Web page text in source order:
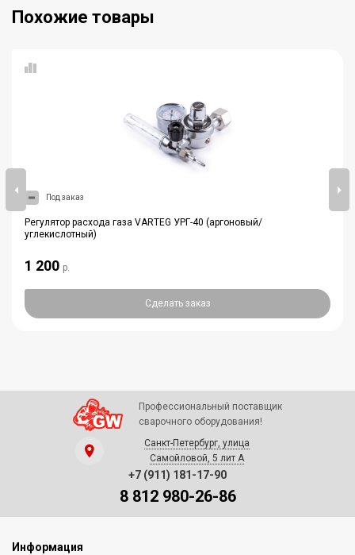
Похожие товары
Под заказ
Регулятор расхода газа VARTEG УРГ-40 (аргоновый/
углекислотный)
1 200 р.
Сделать заказ
Профессиональный поставщик
сварочного оборудования!
Санкт-Петербург, улица
Самойловой, 5 лит А
+7 (911) 181-17-90
8 812 980-26-86
Информация